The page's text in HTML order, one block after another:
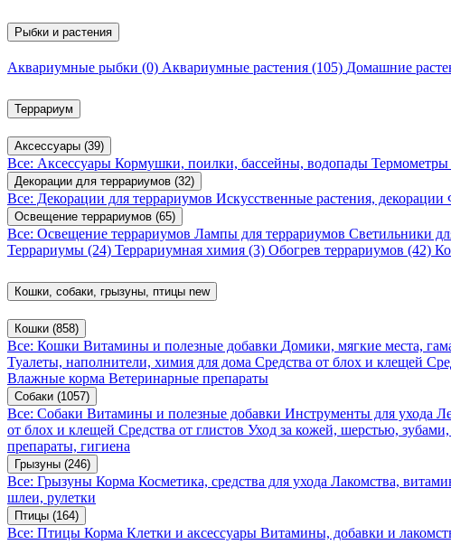
Рыбки и растения
Аквариумные рыбки (0) Аквариумные растения (105) Домашние
Террариум
Аксессуары (39)
Все: Аксессуары Кормушки, поилки, бассейны, водопады
Декорации для террариумов (32)
Все: Декорации для террариумов Искусственные растения, декорации
Освещение террариумов (65)
Все: Освещение террариумов Лампы для террариумов Светильники
Террариумы (24) Террариумная химия (3) Обогрев террариумов (42)
Кошки, собаки, грызуны, птицы new
Кошки (858)
Все: Кошки Витамины и полезные добавки Домики, мягкие места,
Туалеты, наполнители, химия для дома Средства от блох и клещей
Влажные корма Ветеринарные препараты
Собаки (1057)
Все: Собаки Витамины и полезные добавки Инструменты для ухода
от блох и клещей Средства от глистов Уход за кожей, шерстью,
препараты, гигиена
Грызуны (246)
Все: Грызуны Корма Косметика, средства для ухода Лакомства,
шлеи, рулетки
Птицы (164)
Все: Птицы Корма Клетки и аксессуары Витамины, добавки и